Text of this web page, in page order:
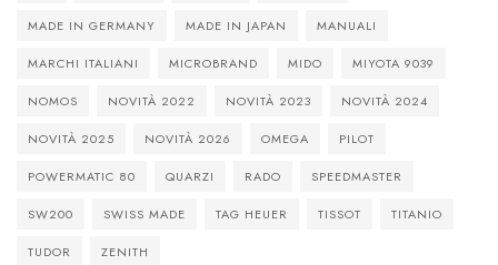
MADE IN GERMANY MADE IN JAPAN MANUALI
MARCHI ITALIANI MICROBRAND MIDO MIYOTA 9039
NOMOS NOVITÀ 2022 NOVITÀ 2023 NOVITÀ 2024
NOVITÀ 2025 NOVITÀ 2026 OMEGA PILOT
POWERMATIC 80 QUARZI RADO SPEEDMASTER
SW200 SWISS MADE TAG HEUER TISSOT TITANIO
TUDOR ZENITH